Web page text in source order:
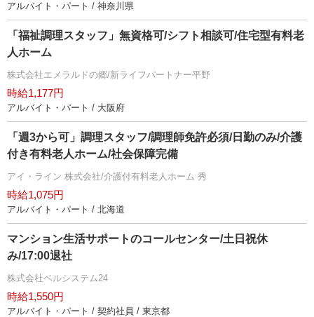
アルバイト・パート / 神奈川県
「福祉調理スタッフ」無資格可/シフト相談可/住宅型有料老
人ホーム
株式会社エメラルドの郷/新ライフパートナー平野
時給1,177円
アルバイト・パート / 大阪府
「週3から可」調理スタッフ/調理師免許必須/日勤のみ/介護
付き有料老人ホーム/社会保障完備
アイ・ライン 株式会社/介護付有料老人ホーム 秀
時給1,075円
アルバイト・パート / 北海道
マンション生活サポートのコールセンター/土日祝休
み/17:00退社
株式会社ベルシステム24
時給1,550円
アルバイト・パート / 契約社員 / 東京都